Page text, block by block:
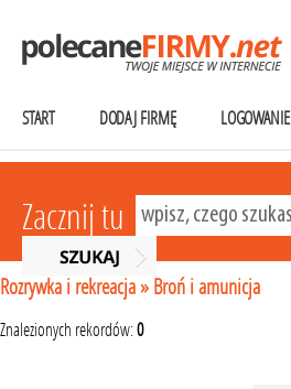
START DODAJ FIRMĘ LOGOWANIE
Zacznij tu
Rozrywka i rekreacja» Broń i amunicja
Znalezionych rekordów:0